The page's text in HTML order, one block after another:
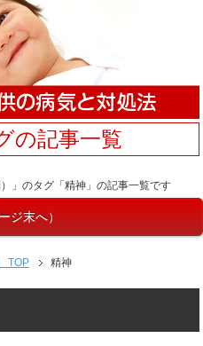
の記事一覧
」のタグ「精神」の記事一覧です
ジ末へ）
TOP 精神